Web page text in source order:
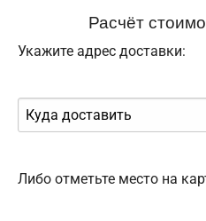
Расчёт
Укажите адрес доставки:
Либо отметьте место на